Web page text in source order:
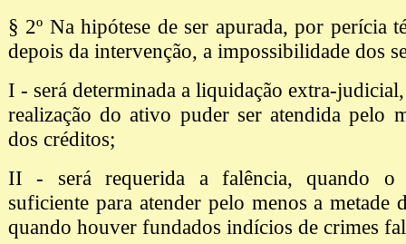
§ 2º Na hipótese de ser apurada, por perícia
depois da intervenção, a impossibilidade dos
I - será determinada a liquidação extra-
realização do ativo puder ser atendida pelo
dos créditos;
II - será requerida a falência, quando
suficiente para atender pelo menos a metade
quando houver fundados indícios de crimes